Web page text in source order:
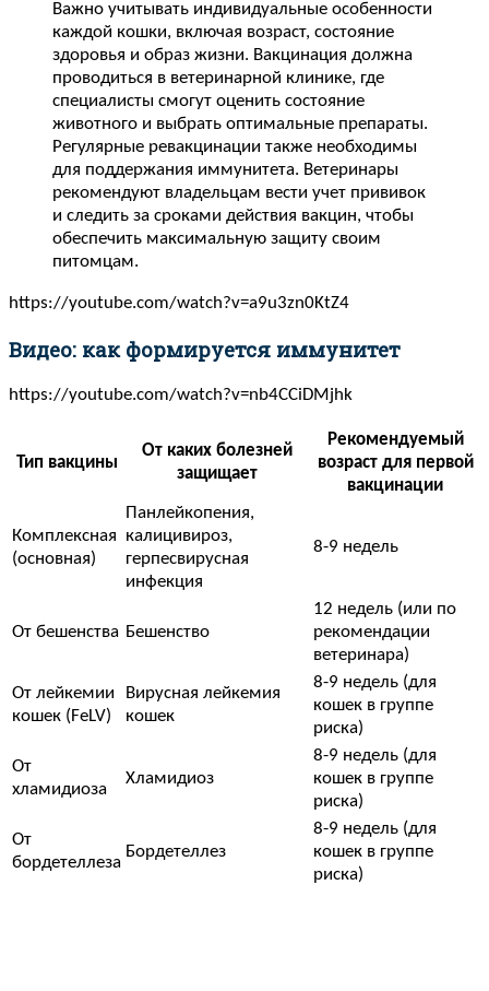
Важно учитывать индивидуальные особенности
каждой кошки, включая возраст, состояние
здоровья и образ жизни. Вакцинация должна
проводиться в ветеринарной клинике, где
специалисты смогут оценить состояние
животного и выбрать оптимальные препараты.
Регулярные ревакцинации также необходимы
для поддержания иммунитета. Ветеринары
рекомендуют владельцам вести учет прививок
и следить за сроками действия вакцин, чтобы
обеспечить максимальную защиту своим
питомцам.
https://youtube.com/watch?v=a9u3zn0KtZ4
Видео: как формируется иммунитет
https://youtube.com/watch?v=nb4CCiDMjhk
Тип вакцины
От каких болезней
защищает
Рекомендуемый
возраст для первой
вакцинации
Комплексная
(основная)
Панлейкопения,
калицивироз,
герпесвирусная
инфекция
8-9 недель
От бешенства Бешенство
12 недель (или по
рекомендации
ветеринара)
От лейкемии
кошек (FeLV)
Вирусная лейкемия
кошек
8-9 недель (для
кошек в группе
риска)
От
хламидиоза
Хламидиоз
8-9 недель (для
кошек в группе
риска)
От
бордетеллеза
Бордетеллез
8-9 недель (для
кошек в группе
риска)